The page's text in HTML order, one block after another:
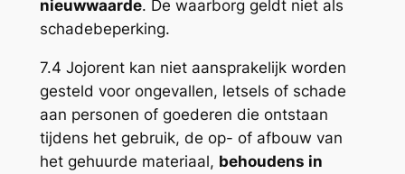
nieuwwaarde. De waarborg geldt niet als
schadebeperking.
7.4 Jojorent kan niet aansprakelijk worden
gesteld voor ongevallen, letsels of schade
aan personen of goederen die ontstaan
tijdens het gebruik, de op- of afbouw van
het gehuurde materiaal, behoudens in